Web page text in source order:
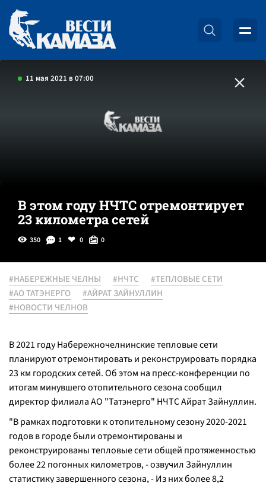
11 мая 2021 в 07:00
В этом году НЧТС отремонтирует
23 километра сетей
350 1 0 0
#НАБЕРЕЖНЫЕ ЧЕЛНЫ #НЧТС
#ТЕПЛОВЫЕ СЕТИ
#АО ТАТЭНЕРГО
#АЙРАТ ЗАЙНУЛЛИН
#НОВОСТИ ЧЕЛНОВ
В 2021 году Набережночелнинские тепловые сети
планируют отремонтировать и реконструировать порядка
23 км городских сетей. Об этом на пресс-конференции по
итогам минувшего отопительного сезона сообщил
директор филиала АО "Татэнерго" НЧТС Айрат Зайнуллин.
"В рамках подготовки к отопительному сезону 2020-2021
годов в городе были отремонтированы и
реконструированы тепловые сети общей протяженностью
более 22 погонных километров, - озвучил Зайнуллин
статистику завершенного сезона, - Из них более 8,2